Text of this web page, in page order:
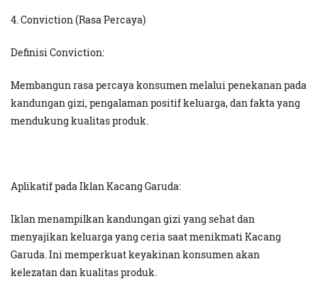
4. Conviction (Rasa Percaya)
Definisi Conviction:
Membangun rasa percaya konsumen melalui penekanan pada
kandungan gizi, pengalaman positif keluarga, dan fakta yang
mendukung kualitas produk.
Aplikatif pada Iklan Kacang Garuda:
Iklan menampilkan kandungan gizi yang sehat dan
menyajikan keluarga yang ceria saat menikmati Kacang
Garuda. Ini memperkuat keyakinan konsumen akan
kelezatan dan kualitas produk.